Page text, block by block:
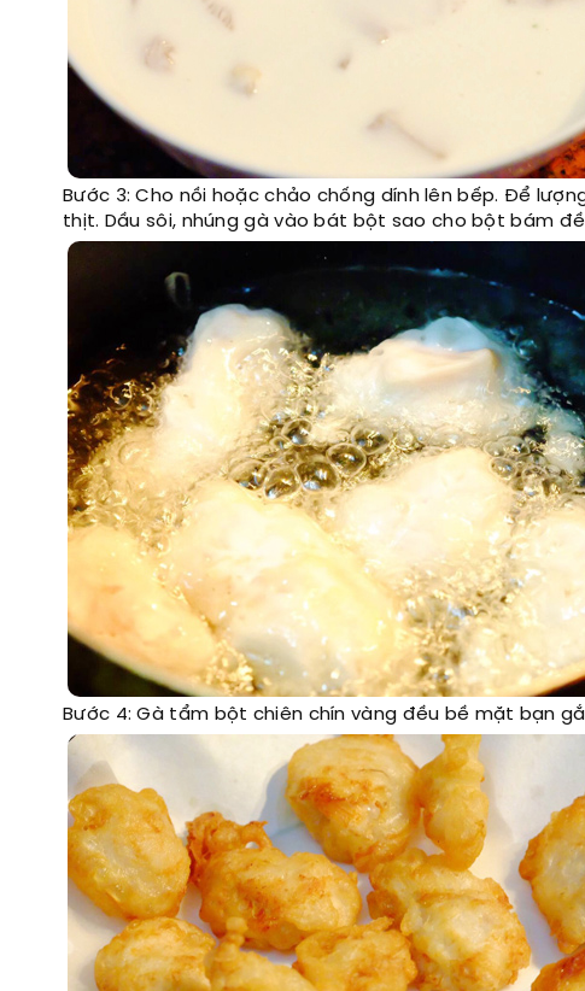
Bước 3: Cho nồi hoặc chảo chống dính lên bếp. Để
thịt. Dầu sôi, nhúng gà vào bát bột sao cho bột bám
Bước 4: Gà tẩm bột chiên chín vàng đều bề mặt bạn